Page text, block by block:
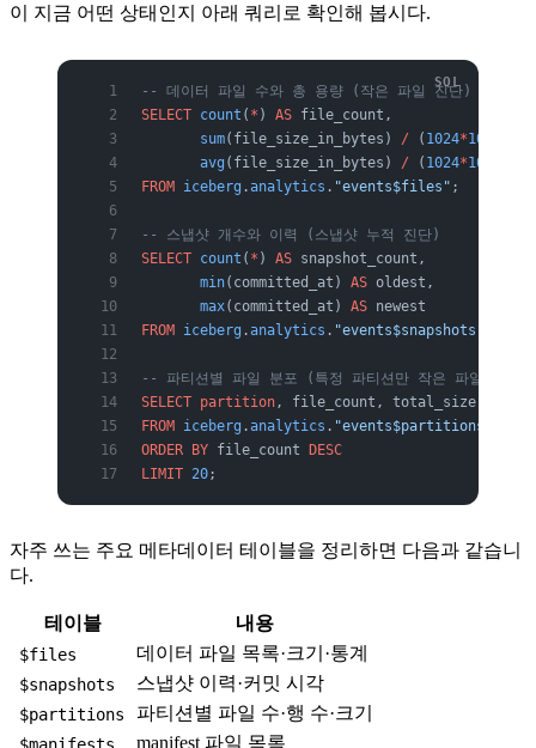
이 지금 어떤 상태인지 아래 쿼리로 확인해 봅시다.
-- 데이터 파일 수와 총 용량 (작은 파일 진단)
SELECT count ( * ) AS file_count,
       sum
(file_size_in_bytes) / ( 1024*1024
       avg
(file_size_in_bytes) / ( 1024*1024
FROM iceberg .analytics . "events$files" ;
-- 스냅샷 개수와 이력 (스냅샷 누적 진단)
SELECT count ( * ) AS snapshot_count,
       min
(committed_at) AS oldest,
       max
(committed_at) AS newest
FROM iceberg .analytics . "events$snapshots"
-- 파티션별 파일 분포 (특정 파티션만 작은 파일이 몰
SELECT partition, file_count, total_size
FROM iceberg .analytics . "events$partitions"
ORDER BY file_count
DESC
LIMIT 20;
자주 쓰는 주요 메타데이터 테이블을 정리하면 다음과 같습니
다.
테이블 내용
$files 데이터 파일 목록·크기·통계
$snapshots 스냅샷 이력·커밋 시각
$partitions 파티션별 파일 수·행 수·크기
$manifests manifest 파일 목록